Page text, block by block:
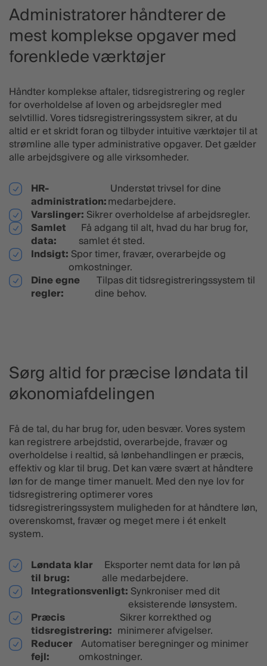
Administratorer håndterer de
mest komplekse opgaver med
forenklede værktøjer
Håndter komplekse aftaler, tidsregistrering og regler
for overholdelse af loven og arbejdsregler med
selvtillid. Vores tidsregistreringssystem sikrer, at du
altid er et skridt foran og tilbyder intuitive værktøjer til at
strømline alle typer administrative opgaver. Det gælder
alle arbejdsgivere og alle virksomheder.
HR-
administration:
Understøt trivsel for dine
medarbejdere.
Varslinger: Sikrer overholdelse af arbejdsregler.
Samlet
data:
Få adgang til alt, hvad du har brug for,
samlet ét sted.
Indsigt: Spor timer, fravær, overarbejde og
omkostninger.
Dine egne
regler:
Tilpas dit tidsregistreringssystem til
dine behov.
Sørg altid for præcise løndata til
økonomiafdelingen
Få de tal, du har brug for, uden besvær. Vores system
kan registrere arbejdstid, overarbejde, fravær og
overholdelse i realtid, så lønbehandlingen er præcis,
effektiv og klar til brug. Det kan være svært at håndtere
løn for de mange timer manuelt. Med den nye lov for
tidsregistrering optimerer vores
tidsregistreringssystem muligheden for at håndtere løn,
overenskomst, fravær og meget mere i ét enkelt
system.
Løndata klar
til brug:
Eksporter nemt data for løn på
alle medarbejdere.
Integrationsvenligt: Synkroniser med dit
eksisterende lønsystem.
Præcis
tidsregistrering:
Sikrer korrekthed og
minimerer afvigelser.
Reducer
fejl:
Automatiser beregninger og minimer
omkostninger.